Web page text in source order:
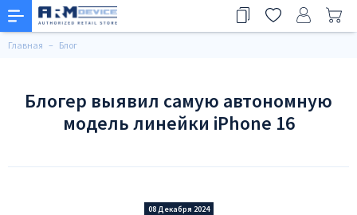
Главная Блог
Блогер выявил самую автономную
модель линейки iPhone 16
08 Декабря 2024